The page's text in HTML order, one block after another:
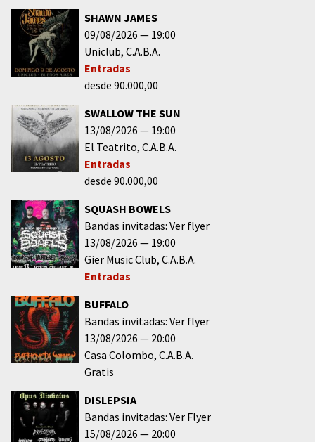
SHAWN JAMES
09/08/2026
19:00
Uniclub C.A.B.A.
Entradas
desde 90.000,00
SWALLOW THE SUN
13/08/2026
19:00
El Teatrito C.A.B.A.
Entradas
desde 90.000,00
SQUASH BOWELS
Bandas invitadas: Ver flyer
13/08/2026
19:00
Gier Music Club C.A.B.A.
Entradas
BUFFALO
Bandas invitadas: Ver flyer
13/08/2026
20:00
Casa Colombo C.A.B.A.
Gratis
DISLEPSIA
Bandas invitadas: Ver Flyer
15/08/2026
20:00